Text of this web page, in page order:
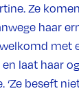
Ze
haar
met
laat haar
‘Ze beseft